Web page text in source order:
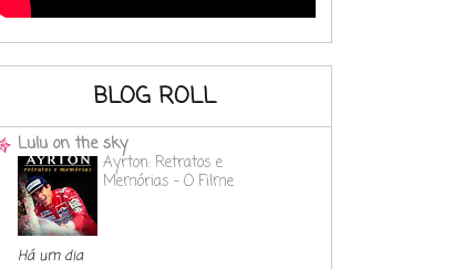
BLOG ROLL
Lulu on the sky
Ayrton: Retratos e
Memórias - O Filme
Há um dia